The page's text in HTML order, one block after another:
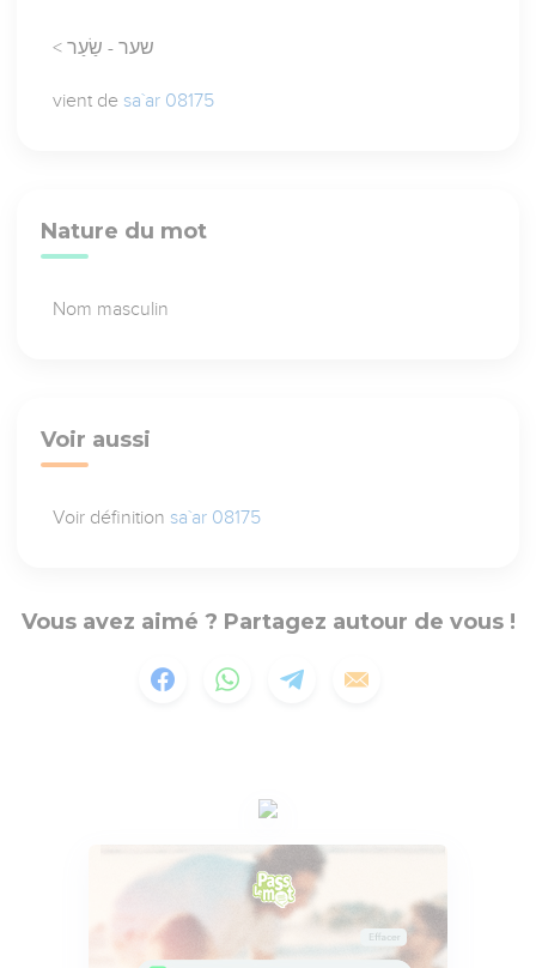
< שער - שַׂעַר
vient de sa`ar 08175
Nature du mot
Nom masculin
Voir aussi
Voir définition sa`ar 08175
Vous avez aimé ? Partagez autour de vous !